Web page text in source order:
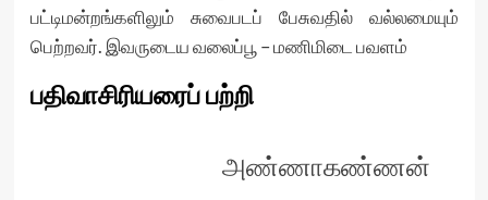
பட்டிமன்றங்களிலும் சுவைபடப் பேசுவதில் வல்லமையும்
பெற்றவர். இவருடைய வலைப்பூ – மணிமிடை பவளம்
பதிவாசிரியரைப் பற்றி
அண்ணாகண்ணன்